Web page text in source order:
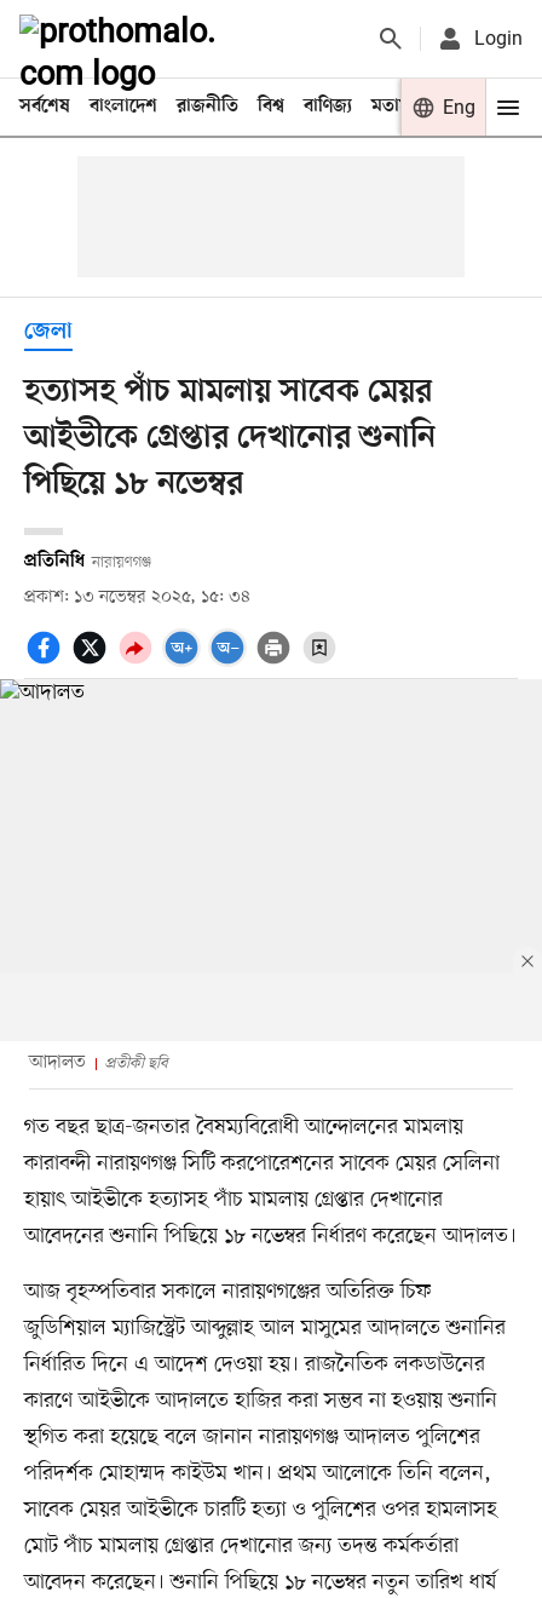
Login
সর্বশেষ বাংলাদেশ রাজনীতি বিশ্ব বাণিজ্য মতামত খেলা
Eng
জেলা
হত্যাসহ পাঁচ মামলায় সাবেক মেয়র
আইভীকে গ্রেপ্তার দেখানোর শুনানি
পিছিয়ে ১৮ নভেম্বর
প্রতিনিধি নারায়ণগঞ্জ
প্রকাশ: ১৩ নভেম্বর ২০২৫, ১৫: ৩৪
আদালত প্রতীকী ছবি
গত বছর ছাত্র-জনতার বৈষম্যবিরোধী আন্দোলনের মামলায়
কারাবন্দী নারায়ণগঞ্জ সিটি করপোরেশনের সাবেক মেয়র সেলিনা
হায়াৎ আইভীকে হত্যাসহ পাঁচ মামলায় গ্রেপ্তার দেখানোর
আবেদনের শুনানি পিছিয়ে ১৮ নভেম্বর নির্ধারণ করেছেন আদালত।
আজ বৃহস্পতিবার সকালে নারায়ণগঞ্জের অতিরিক্ত চিফ
জুডিশিয়াল ম্যাজিস্ট্রেট আব্দুল্লাহ আল মাসুমের আদালতে শুনানির
নির্ধারিত দিনে এ আদেশ দেওয়া হয়। রাজনৈতিক লকডাউনের
কারণে আইভীকে আদালতে হাজির করা সম্ভব না হওয়ায় শুনানি
স্থগিত করা হয়েছে বলে জানান নারায়ণগঞ্জ আদালত পুলিশের
পরিদর্শক মোহাম্মদ কাইউম খান। প্রথম আলোকে তিনি বলেন,
সাবেক মেয়র আইভীকে চারটি হত্যা ও পুলিশের ওপর হামলাসহ
মোট পাঁচ মামলায় গ্রেপ্তার দেখানোর জন্য তদন্ত কর্মকর্তারা
আবেদন করেছেন। শুনানি পিছিয়ে ১৮ নভেম্বর নতুন তারিখ ধার্য